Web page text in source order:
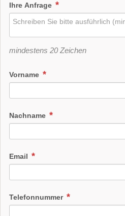
Ihre Anfrage
mindestens 20 Zeichen
Vorname
Nachname
Email
Telefonnummer